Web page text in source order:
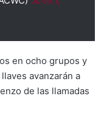
en ocho grupos y
avanzarán a
de las llamadas